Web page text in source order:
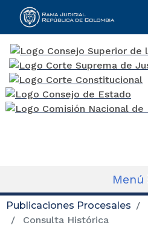
Rama Judicial
Menú
Publicaciones Procesales
Consulta Histórica